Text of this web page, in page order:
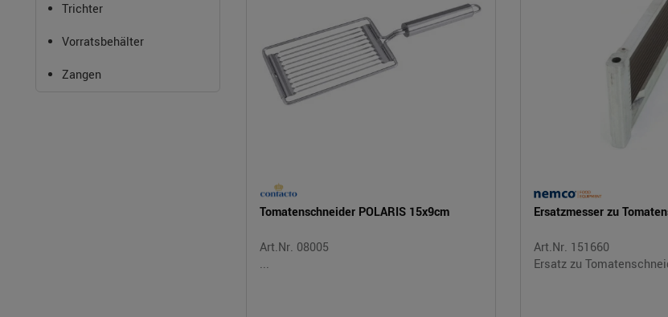
Trichter
Vorratsbehälter
Zangen
Tomatenschneider POLARIS 15x9cm
Art.Nr. 08005
...
Ersatzmesser zu
Art.Nr. 151660
Ersatz zu